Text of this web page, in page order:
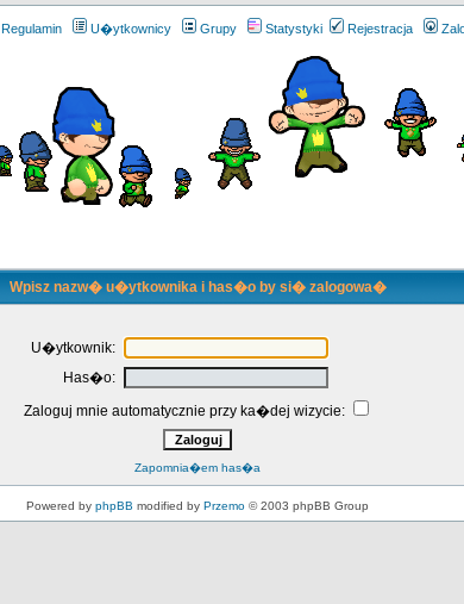
Regulamin U�ytkownicy Grupy Statystyki Rejestracja
Wpisz nazw� u�ytkownika i has�o by si� zalogowa�
U�ytkownik:
Has�o:
Zaloguj mnie automatycznie przy ka�dej wizycie:
Zapomnia�em has�a
Powered by phpBB modified by Przemo © 2003 phpBB Group